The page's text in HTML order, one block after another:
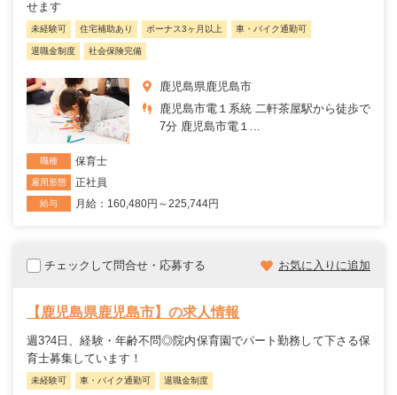
せます
未経験可 住宅補助あり ボーナス3ヶ月以上 車・バイク通勤可
退職金制度 社会保険完備
鹿児島県鹿児島市
鹿児島市電１系統 二軒茶屋駅から徒歩で
7分 鹿児島市電１...
職種 保育士
雇用形態 正社員
給与 月給：160,480円～225,744円
チェックして問合せ・応募する お気に入りに追加
【鹿児島県鹿児島市】の求人情報
週3?4日、経験・年齢不問◎院内保育園でパート勤務して下さる保
育士募集しています！
未経験可 車・バイク通勤可 退職金制度